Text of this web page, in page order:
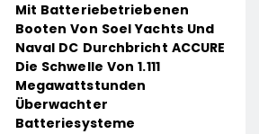
Mit Batteriebetriebenen
Booten Von Soel Yachts Und
Naval DC Durchbricht ACCURE
Die Schwelle Von 1.111
Megawattstunden
Überwachter
Batteriesysteme